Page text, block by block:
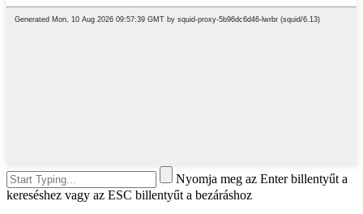
Nyomja meg az Enter billentyűt a
kereséshez vagy az ESC billentyűt a bezáráshoz